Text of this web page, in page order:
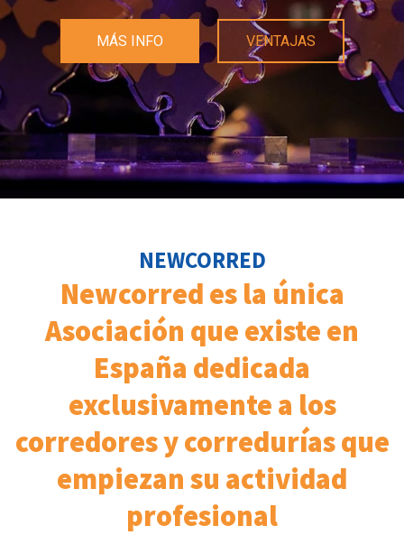
MÁS INFO VENTAJAS
NEWCORRED
Newcorred es la única
Asociación que existe en
España dedicada
exclusivamente a los
corredores y corredurías que
empiezan su actividad
profesional